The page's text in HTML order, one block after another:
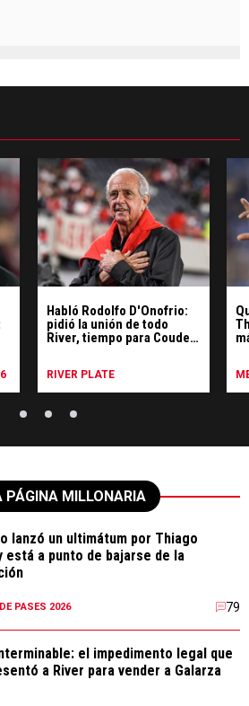
Habló Rodolfo D'Onofrio:
pidió la unión de todo
River, tiempo para Coudet
RIVER PLATE
PÁGINA MILLONARIA
lanzó un ultimátum por Thiago
está a punto de bajarse de la
PASES 2026 79
el impedimento legal que
a River para vender a Galarza